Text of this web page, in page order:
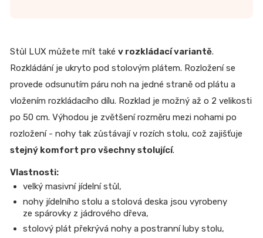
Stůl LUX můžete mít také v rozkládací variantě.
Rozkládání je ukryto pod stolovým plátem. Rozložení se
provede odsunutím páru noh na jedné straně od plátu a
vložením rozkládacího dílu. Rozklad je možný až o 2 velikosti
po 50 cm. Výhodou je zvětšení rozměru mezi nohami po
rozložení - nohy tak zůstávají v rozích stolu, což zajišťuje
stejný komfort pro všechny stolující.
Vlastnosti:
velký masivní jídelní stůl,
nohy jídelního stolu a stolová deska jsou vyrobeny
ze spárovky z jádrového dřeva,
stolový plát překrývá nohy a postranní luby stolu,